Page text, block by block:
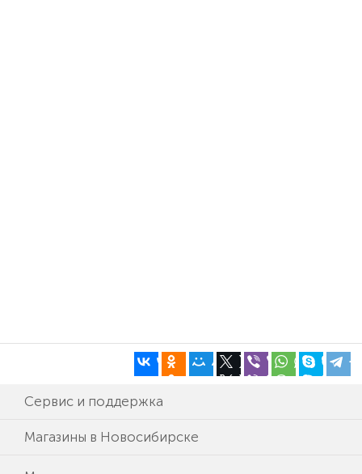
Сервис и поддержка
Магазины в Новосибирске